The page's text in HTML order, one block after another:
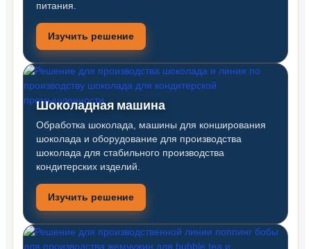
питания.
Изучить решение
Шоколадная машина
Обработка шоколада, машины для конширования
шоколада и оборудование для производства
шоколада для стабильного производства
кондитерских изделий.
Изучить решение